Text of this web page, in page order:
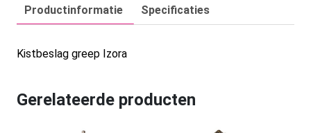
Productinformatie Specificaties
Kistbeslag greep Izora
Gerelateerde producten